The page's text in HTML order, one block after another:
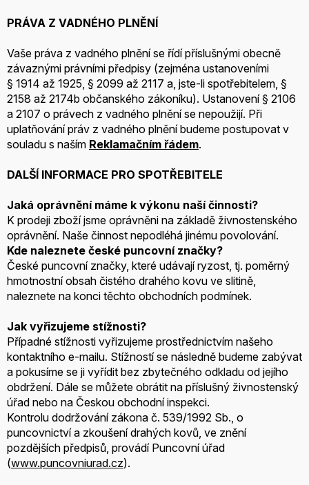
PRÁVA Z VADNÉHO PLNĚNÍ
Vaše práva z vadného plnění se řídí příslušnými obecně
závaznými právními předpisy (zejména ustanoveními
§ 1914 až 1925, § 2099 až 2117 a, jste-li spotřebitelem, §
2158 až 2174b občanského zákoníku). Ustanovení § 2106
a 2107 o právech z vadného plnění se nepoužijí. Při
uplatňování práv z vadného plnění budeme postupovat v
souladu s naším Reklamačním řádem.
DALŠÍ INFORMACE PRO SPOTŘEBITELE
Jaká oprávnění máme k výkonu naší činnosti?
K prodeji zboží jsme oprávněni na základě živnostenského
oprávnění. Naše činnost nepodléhá jinému povolování.
Kde naleznete české puncovní značky?
České puncovní značky, které udávají ryzost, tj. poměrný
hmotnostní obsah čistého drahého kovu ve slitině,
naleznete na konci těchto obchodních podmínek.
Jak vyřizujeme stížnosti?
Případné stížnosti vyřizujeme prostřednictvím našeho
kontaktního e-mailu. Stížností se následně budeme zabývat
a pokusíme se ji vyřídit bez zbytečného odkladu od jejího
obdržení. Dále se můžete obrátit na příslušný živnostenský
úřad nebo na Českou obchodní inspekci.
Kontrolu dodržování zákona č. 539/1992 Sb., o
puncovnictví a zkoušení drahých kovů, ve znění
pozdějších předpisů, provádí Puncovní úřad
(www.puncovniurad.cz).